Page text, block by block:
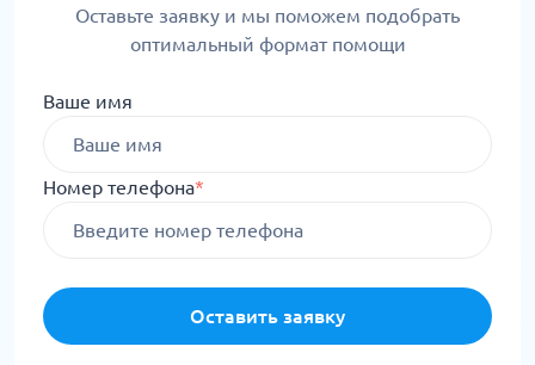
Оставьте заявку и мы поможем подобрать
оптимальный формат помощи
Ваше имя
Номер телефона*
Оставить заявку